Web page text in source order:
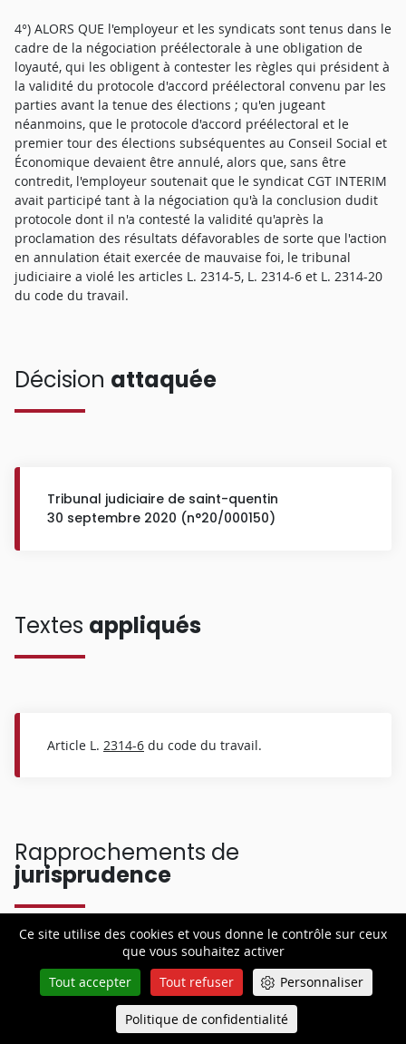
Ce site utilise des cookies et vous donne le contrôle sur ceux
que vous souhaitez activer
Tout accepter
Tout refuser Personnaliser
Politique de confidentialité
4°) ALORS QUE l'employeur et les syndicats sont tenus dans le
cadre de la négociation préélectorale à une obligation de
loyauté, qui les obligent à contester les règles qui président à
la validité du protocole d'accord préélectoral convenu par les
parties avant la tenue des élections ; qu'en jugeant
néanmoins, que le protocole d'accord préélectoral et le
premier tour des élections subséquentes au Conseil Social et
Économique devaient être annulé, alors que, sans être
contredit, l'employeur soutenait que le syndicat CGT INTERIM
avait participé tant à la négociation qu'à la conclusion dudit
protocole dont il n'a contesté la validité qu'après la
proclamation des résultats défavorables de sorte que l'action
en annulation était exercée de mauvaise foi, le tribunal
judiciaire a violé les articles L. 2314-5, L. 2314-6 et L. 2314-20
du code du travail.
Décision attaquée
Tribunal judiciaire de saint-quentin
30 septembre 2020 (n°20/000150)
Textes appliqués
Article L. 2314-6 du code du travail.
Rapprochements de
jurisprudence
Soc., 11 décembre 2019, pourvoi n°18-
, Bull. 2019, (cassation).
Queue-Fair